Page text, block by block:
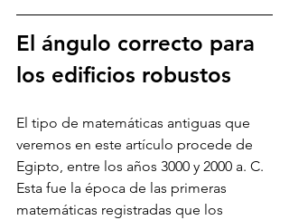
El ángulo correcto para
los edificios robustos
El tipo de matemáticas antiguas que
veremos en este artículo procede de
Egipto, entre los años 3000 y 2000 a. C.
Esta fue la época de las primeras
matemáticas registradas que los